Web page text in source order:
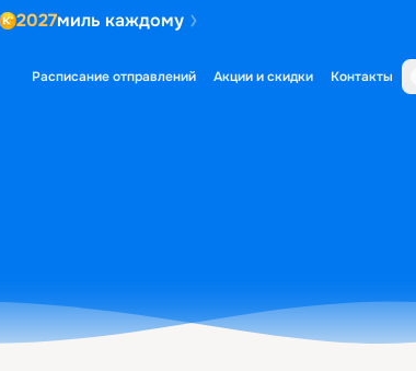
2027миль каждому
Расписание отправлений Акции и скидки Контакты